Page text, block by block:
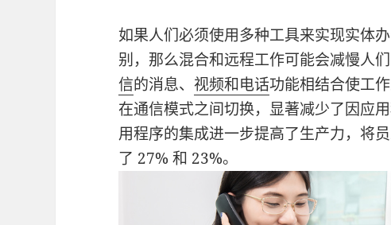
如果人们必须使用多种工具来实现实体
别，那么混合和远程工作可能会减慢人
信的消息、 视频和电话功能相结合使工
在通信模式之间切换，显著减少了因应
用程序的集成进一步提高了生产力，将
了 27% 和 23%。